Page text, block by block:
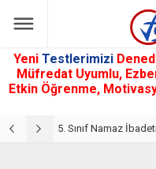
Yeni Testlerimizi
Müfredat Uyumlu,
Etkin Öğrenme,
5. Sınıf Namaz